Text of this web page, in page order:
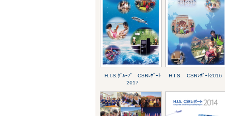
H.I.S.ｸﾞﾙｰﾌﾟ CSRﾚﾎﾟｰﾄ
2017
H.I.S. CSRﾚﾎﾟｰﾄ2016